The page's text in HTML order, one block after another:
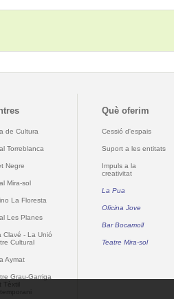
de Cultura
Torreblanca
Negre
Mira-sol
La Floresta
Les Planes
Clavé - La Unió
Cultural
Aymat
Grau-Garriga
Tèxtil
Què oferim
Cessió d'espais
Suport a les entitats
Impuls a la
creativitat
La Pua
Oficina Jove
Bar Bocamoll
Teatre Mira-sol